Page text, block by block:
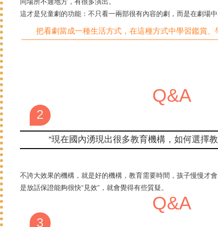
這才是兒童劇的功能：不只看一兩部很有內容的劇，而是在劇場
把看劇當成一種生活方式，在這種方式中學習鑑賞
Q&A
2
“現在國內湧現出很多教育機構，如何選擇
不誇大效果的機構，就是好的機構，教育需要時間，孩子慢慢才
是放話保證能夠很快“見效”，就會覺得有些質疑。
Q&A
3